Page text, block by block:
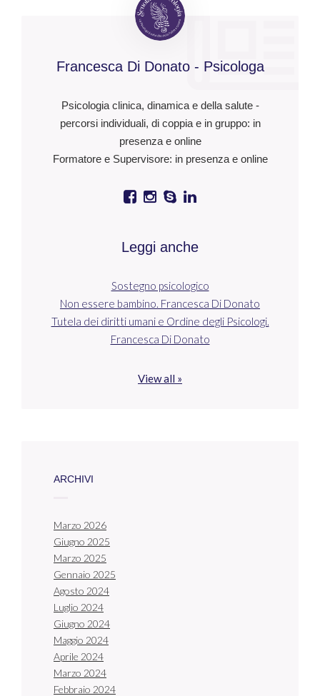
Francesca Di Donato - Psicologa
Psicologia clinica, dinamica e della salute -
percorsi individuali, di coppia e in gruppo: in
presenza e online
Formatore e Supervisore: in presenza e online
Leggi anche
Sostegno psicologico
Non essere bambino. Francesca Di Donato
Tutela dei diritti umani e Ordine degli Psicologi.
Francesca Di Donato
View all »
ARCHIVI
Marzo 2026
Giugno 2025
Marzo 2025
Gennaio 2025
Agosto 2024
Luglio 2024
Giugno 2024
Maggio 2024
Aprile 2024
Marzo 2024
Febbraio 2024